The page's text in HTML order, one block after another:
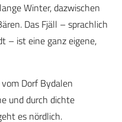
Winter, dazwischen
Das Fjäll – sprachlich
– ist eine ganz eigene,
Dorf Bydalen
und durch dichte
es nördlich.